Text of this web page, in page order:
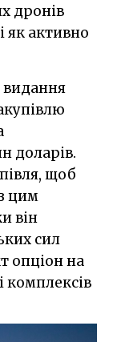
дронів
як активно
видання
доларів.
щоб
цим
він
сил
опціон на
комплексів